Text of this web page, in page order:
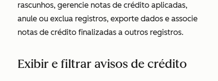
rascunhos, gerencie notas de crédito aplicadas,
anule ou exclua registros, exporte dados e associe
notas de crédito finalizadas a outros registros.
Exibir e filtrar avisos de crédito